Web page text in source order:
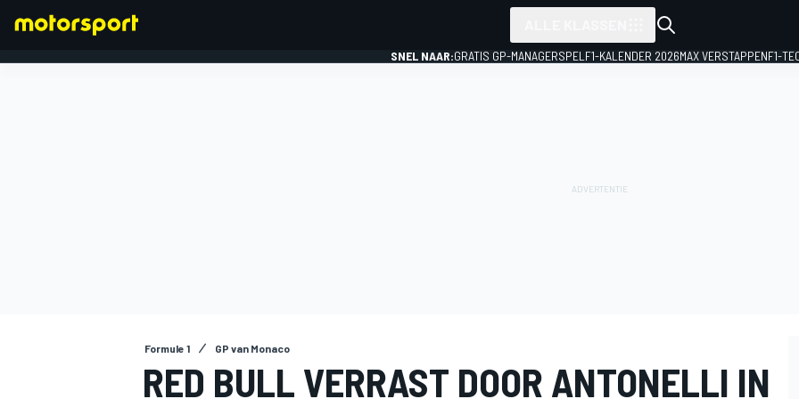
SNEL NAAR:GRATIS GP-MANAGERSPEL F1-KALENDER 2026MAX VERSTAPPENF1-
Formule 1 GP van Monaco
RED BULL VERRAST DOOR ANTONELLI IN